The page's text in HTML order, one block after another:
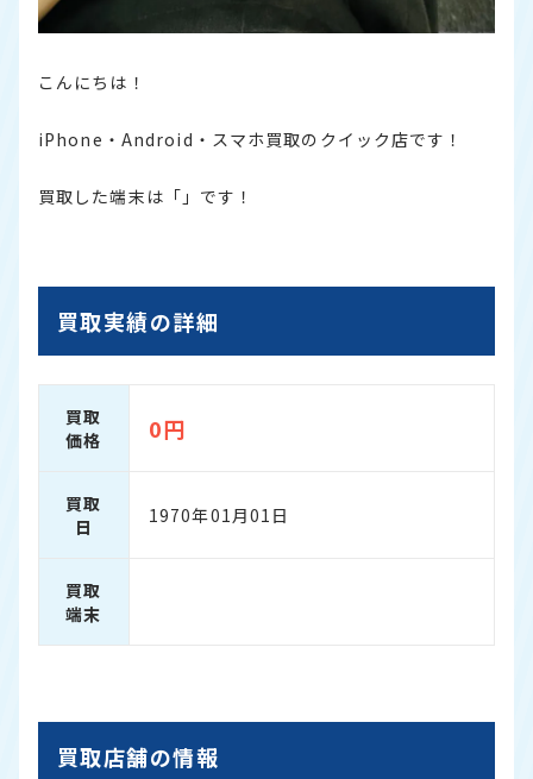
こんにちは！
iPhone・Android・スマホ買取のクイック店です！
買取した端末は「」です！
買取実績の詳細
買取
価格
0円
買取
日
1970年01月01日
買取
端末
買取店舗の情報